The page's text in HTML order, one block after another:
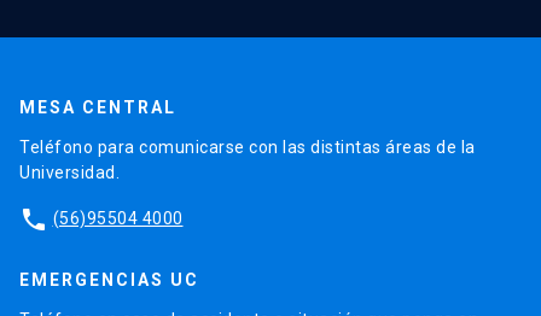
MESA CENTRAL
Teléfono para comunicarse con las distintas áreas de la
Universidad.
phone (56)95504 4000
EMERGENCIAS UC